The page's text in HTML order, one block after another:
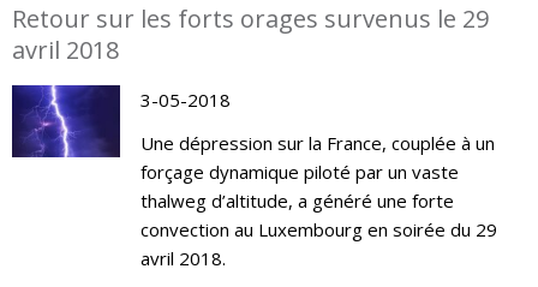
Retour sur les forts orages survenus le 29
avril 2018
3-05-2018
Une dépression sur la France, couplée à un
forçage dynamique piloté par un vaste
thalweg d’altitude, a généré une forte
convection au Luxembourg en soirée du 29
avril 2018.